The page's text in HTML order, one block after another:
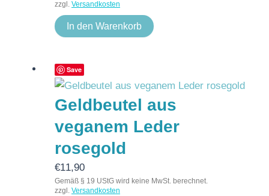
zzgl. Versandkosten
In den Warenkorb
Save
Geldbeutel aus
veganem Leder
rosegold
€11,90
Gemäß § 19 UStG wird keine MwSt. berechnet.
zzgl. Versandkosten